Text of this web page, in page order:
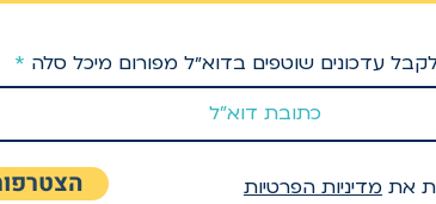
עדכונים שוטפים בדוא״ל מפורום מיכל סלה
ת את מדיניות הפרטיות